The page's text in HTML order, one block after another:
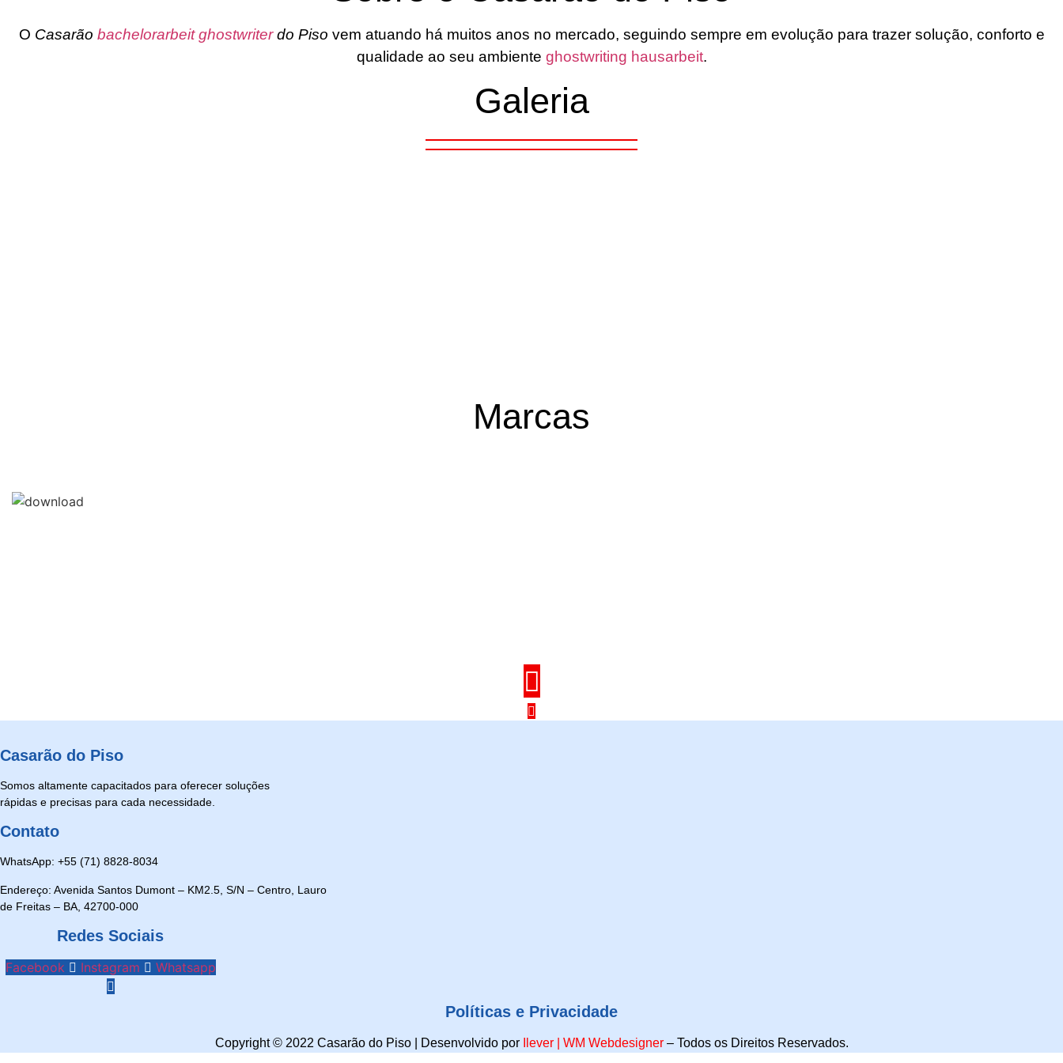
O Casarão bachelorarbeit ghostwriterdo Piso vem atuando há muitos anos no mercado, seguindo sempre em evolução para trazer solução, conforto e
qualidade ao seu ambiente ghostwriting hausarbeit.
Galeria
Marcas
Casarão do Piso
Somos altamente capacitados para oferecer soluções
rápidas e precisas para cada necessidade.
Contato
WhatsApp: +55 (71) 8828-8034
Endereço: Avenida Santos Dumont – KM2.5, S/N – Centro, Lauro
de Freitas – BA, 42700-000
Redes Sociais
Facebook Instagram Whatsapp
Políticas e Privacidade
Copyright © 2022 Casarão do Piso | Desenvolvido por Ilever| WM Webdesigner – Todos os Direitos Reservados.